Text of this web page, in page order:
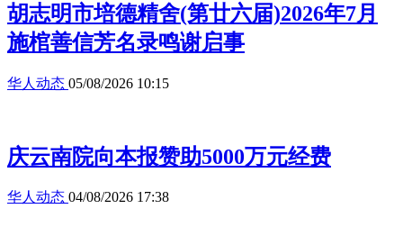
胡志明市培德精舍(第廿六届)2026年7月
施棺善信芳名录鸣谢启事
华人动态 05/08/2026 10:15
庆云南院向本报赞助5000万元经费
华人动态 04/08/2026 17:38